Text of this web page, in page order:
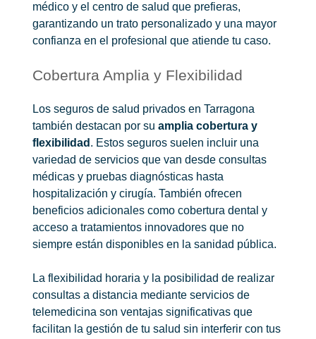
médico y el centro de salud que prefieras,
garantizando un trato personalizado y una mayor
confianza en el profesional que atiende tu caso.
Cobertura Amplia y Flexibilidad
Los seguros de salud privados en Tarragona
también destacan por su amplia cobertura y
flexibilidad . Estos seguros suelen incluir una
variedad de servicios que van desde consultas
médicas y pruebas diagnósticas hasta
hospitalización y cirugía. También ofrecen
beneficios adicionales como cobertura dental y
acceso a tratamientos innovadores que no
siempre están disponibles en la sanidad pública.
La flexibilidad horaria y la posibilidad de realizar
consultas a distancia mediante servicios de
telemedicina son ventajas significativas que
facilitan la gestión de tu salud sin interferir con tus